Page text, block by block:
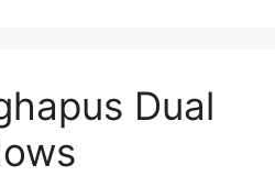
Dual